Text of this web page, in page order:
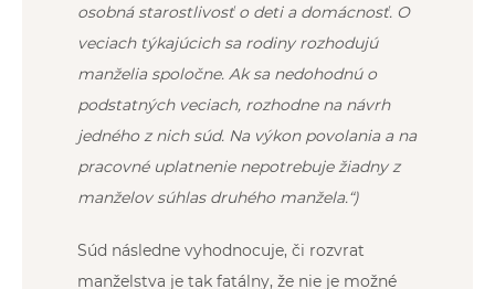
osobná starostlivosť o deti a domácnosť. O
veciach týkajúcich sa rodiny rozhodujú
manželia spoločne. Ak sa nedohodnú o
podstatných veciach, rozhodne na návrh
jedného z nich súd. Na výkon povolania a na
pracovné uplatnenie nepotrebuje žiadny z
manželov súhlas druhého manžela.“)
Súd následne vyhodnocuje, či rozvrat
manželstva je tak fatálny, že nie je možné